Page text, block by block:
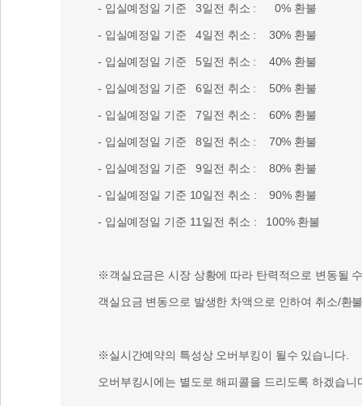
- 입실예정일 기준 3일전 취소 : 0% 환불
- 입실예정일 기준 4일전 취소 : 30% 환불
- 입실예정일 기준 5일전 취소 : 40% 환불
- 입실예정일 기준 6일전 취소 : 50% 환불
- 입실예정일 기준 7일전 취소 : 60% 환불
- 입실예정일 기준 8일전 취소 : 70% 환불
- 입실예정일 기준 9일전 취소 : 80% 환불
- 입실예정일 기준 10일전 취소 : 90% 환불
- 입실예정일 기준 11일전 취소 : 100% 환불
※객실요금은 시장 상황에 따라 탄력적으로 변동될
객실요금 변동으로 발생한 차액으로 인하여 취소/환
※실시간예약의 특성상 오버부킹이 될수 있습니다.
오버부킹시에는 별도로 해피콜을 드리도록 하겠습니